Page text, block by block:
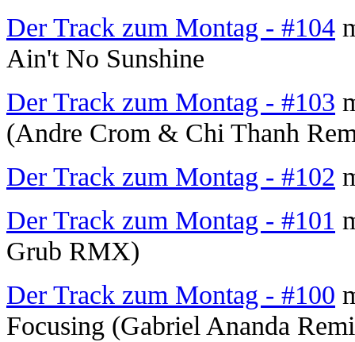
Der Track zum Montag - #104
Ain't No Sunshine
Der Track zum Montag - #103
(Andre Crom & Chi Thanh
Der Track zum Montag - #102
Der Track zum Montag - #101
Grub RMX)
Der Track zum Montag - #100
Focusing (Gabriel Ananda